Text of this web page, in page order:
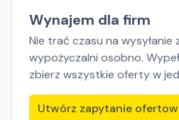
Wynajem dla firm
Nie trać czasu na
wypożyczalni osobno.
zbierz wszystkie oferty w
Utwórz zapytanie